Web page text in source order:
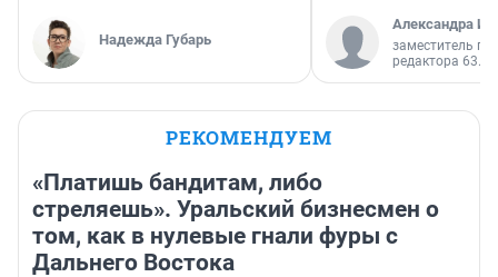
Надежда Губарь
Александра
заместитель
редактора 63.RU
РЕКОМЕНДУЕМ
«Платишь бандитам, либо
стреляешь». Уральский бизнесмен о
том, как в нулевые гнали фуры с
Дальнего Востока